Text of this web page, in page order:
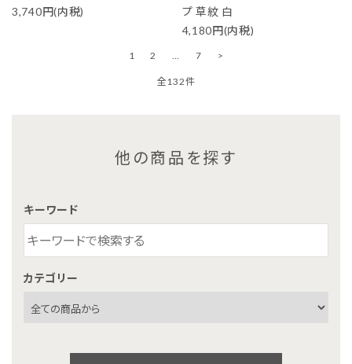
3,740円(内税)
プ 草紋 白
4,180円(内税)
1 2 … 7 >
全132件
他の商品を探す
キーワード
カテゴリー